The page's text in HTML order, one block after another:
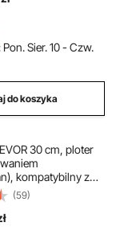
Pon. Sier. 10 - Czw.
do koszyka
30 cm, ploter
kompatybilny z
Android/iOS, ploter
kartek i
(59)